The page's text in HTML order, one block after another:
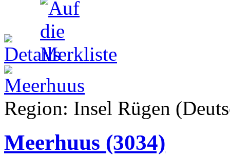
Region: Insel Rügen
Meerhuus (3034)